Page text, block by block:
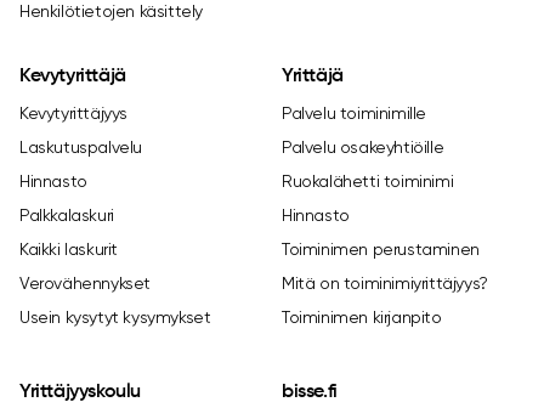
Henkilötietojen käsittely
Kevytyrittäjä
Kevytyrittäjyys
Laskutuspalvelu
Hinnasto
Palkkalaskuri
Kaikki laskurit
Verovähennykset
Usein kysytyt kysymykset
Yrittäjä
Palvelu toiminimille
Palvelu osakeyhtiöille
Ruokalähetti toiminimi
Hinnasto
Toiminimen perustaminen
Mitä on toiminimiyrittäjyys?
Toiminimen kirjanpito
Yrittäjyyskoulu bisse.fi